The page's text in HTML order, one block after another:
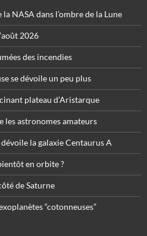
NASA dans l’ombre de la Lune
2026
des incendies
se dévoile un peu plus
plateau d’Aristarque
les astronomes amateurs
la galaxie Centaurus A
en orbite ?
de Saturne
“cotonneuses”